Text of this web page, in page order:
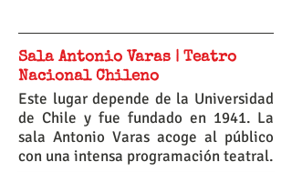
Sala Antonio Varas | Teatro
Nacional Chileno
Este lugar depende de la Universidad
de Chile y fue fundado en 1941. La
sala Antonio Varas acoge al público
con una intensa programación teatral.